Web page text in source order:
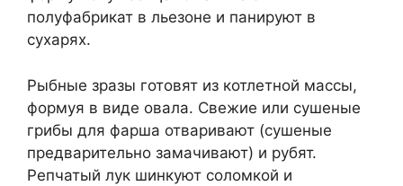
полуфабрикат в льезоне и панируют в
сухарях.
Рыбные зразы готовят из котлетной массы,
формуя в виде овала. Свежие или сушеные
грибы для фарша отваривают (сушеные
предварительно замачивают) и рубят.
Репчатый лук шинкуют соломкой и